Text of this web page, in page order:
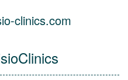
clinics.com